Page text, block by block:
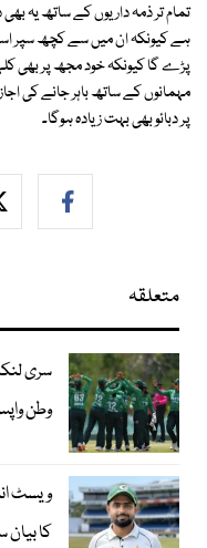
تمام تر ذمہ داریوں کے ساتھ یہ بھی
ہے کیونکہ ان میں سے کچھ سپر
پڑے گا کیونکہ خود مجھ پر بھی
مہمانوں کے ساتھ باہر جانے کی
پر دبائو بھی بہت زیادہ ہوگا۔
متعلقہ
سری
وطن
ویسٹ
کا بیان